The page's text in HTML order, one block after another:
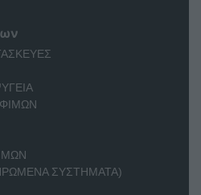
ΣΥΣΤΗΜΑΤΑ)